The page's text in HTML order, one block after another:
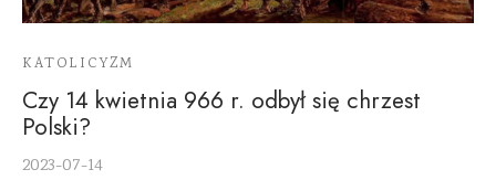
KATOLICYZM
Czy 14 kwietnia 966 r. odbył się chrzest
Polski?
2023-07-14